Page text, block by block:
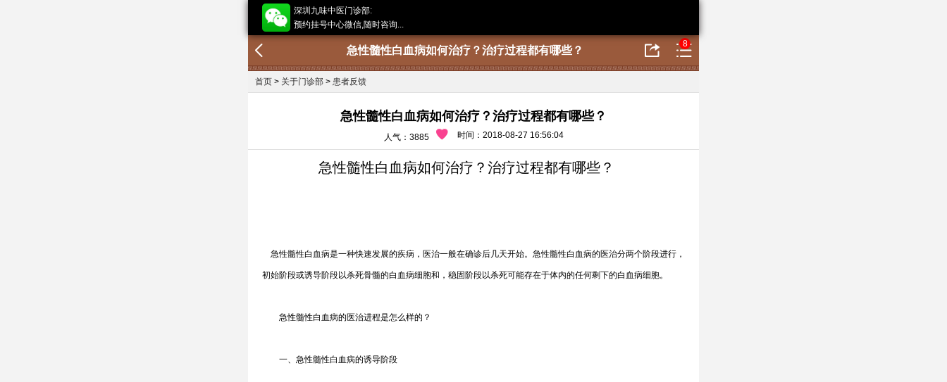
深圳九味中医门诊部:
预约挂号中心微信,随时咨询...
急性髓性白血病如何治疗？治疗过程都有哪些？
8
首页 > 关于门诊部 > 患者反馈
急性髓性白血病如何治疗？治疗过程都有哪些？
人气：3885 时间：2018-08-27 16:56:04
急性髓性白血病如何治疗？治疗过程都有哪些？
急性髓性白血病是一种快速发展的疾病，医治一般在确诊后几天开始。急性髓性白血病的医治分两个阶段进行，
初始阶段或诱导阶段以杀死骨髓的白血病细胞和，稳固阶段以杀死可能存在于体内的任何剩下的白血病细胞。
急性髓性白血病的医治进程是怎么样的？
一、急性髓性白血病的诱导阶段